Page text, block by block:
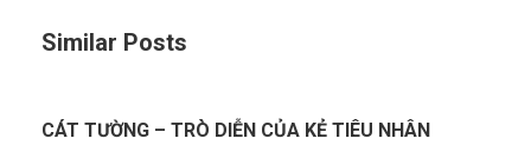
Similar Posts
CÁT TƯỜNG – TRÒ DIỄN CỦA KẺ TIÊU NHÂN